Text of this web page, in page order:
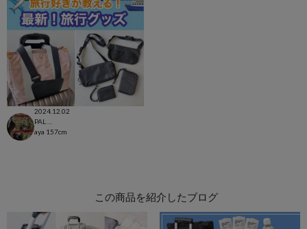
2024.12.02
aya 157cm
この商品を紹介したブログ